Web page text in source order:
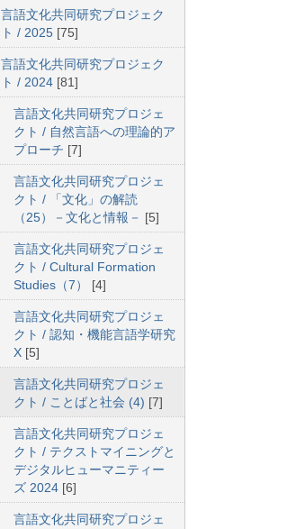
言語文化共同研究プロジェク
ト / 2025 [75]
言語文化共同研究プロジェク
ト / 2024 [81]
言語文化共同研究プロジェ
クト / 自然言語への理論的ア
プローチ [7]
言語文化共同研究プロジェ
クト / 「文化」の解読
（25）－文化と情報－ [5]
言語文化共同研究プロジェ
クト / Cultural Formation
Studies（7） [4]
言語文化共同研究プロジェ
クト / 認知・機能言語学研究
X [5]
言語文化共同研究プロジェ
クト / ことばと社会 (4) [7]
言語文化共同研究プロジェ
クト / テクストマイニングと
デジタルヒューマニティー
ズ 2024 [6]
言語文化共同研究プロジェ